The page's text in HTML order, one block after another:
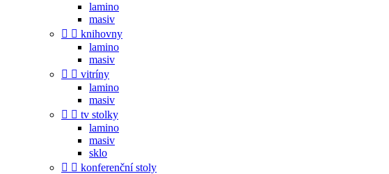
lamino
masiv
  knihovny
lamino
masiv
  vitríny
lamino
masiv
  tv stolky
lamino
masiv
sklo
  konferenční stoly